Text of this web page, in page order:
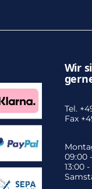
Wir
Tel.
Fax
09:00
13:00